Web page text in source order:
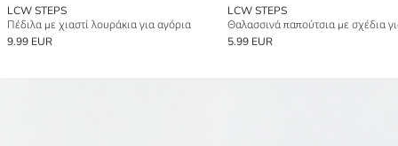
LCW STEPS
Πέδιλα με χιαστί λουράκια για αγόρια
9.99 EUR
LCW STEPS
5.99 EUR